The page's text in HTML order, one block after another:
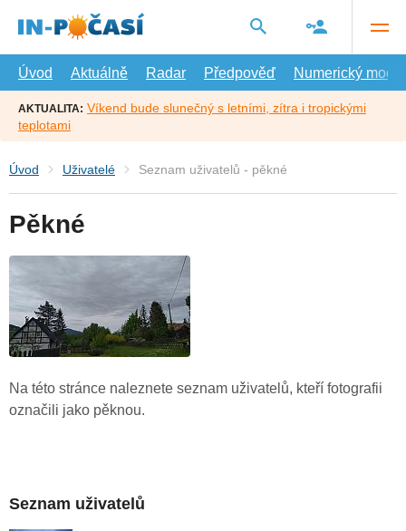
hlavní
Úvod
Aktuálně Radar Předpověď Numerický model
AKTUALITA: Víkend bude slunečný s letními, zítra i tropickými
teplotami
Úvod Uživatelé Seznam uživatelů - pěkné
Pěkné
Na této stránce naleznete seznam uživatelů, kteří fotografii
označili jako pěknou.
Seznam uživatelů